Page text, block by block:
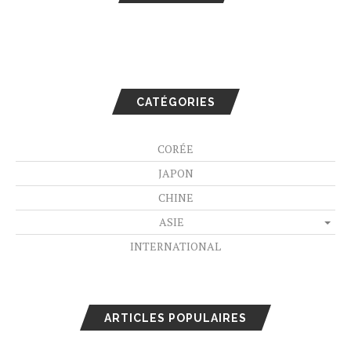
CATÉGORIES
CORÉE
JAPON
CHINE
ASIE
INTERNATIONAL
ARTICLES POPULAIRES